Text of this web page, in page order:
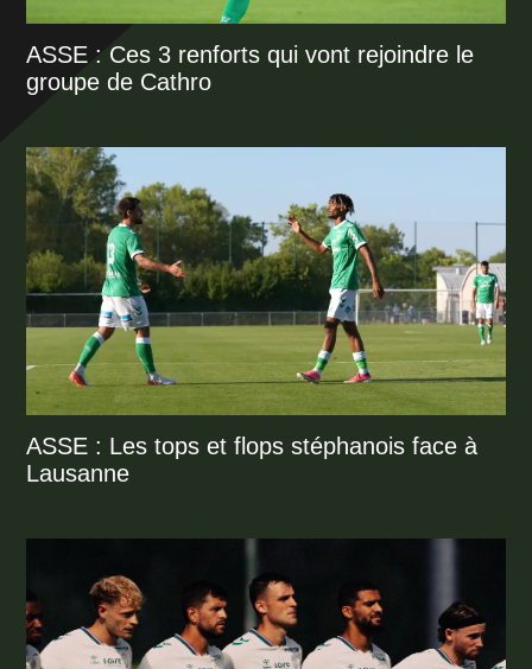
ASSE : Ces 3 renforts qui vont rejoindre le
groupe de Cathro
ASSE : Les tops et flops stéphanois face à
Lausanne